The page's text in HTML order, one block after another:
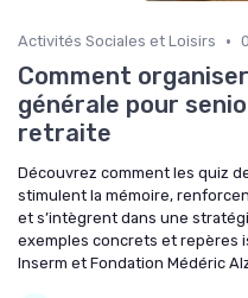
Activités Sociales et Loisirs •
Comment
générale pour
retraite
Découvrez comment les quiz
stimulent la mémoire,
et s’intègrent dans une
exemples concrets et repères
Inserm et Fondation Médéric